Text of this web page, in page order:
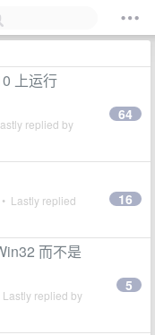
上运行
replied by
64
• Lastly replied
16
而不是
Lastly replied by
5